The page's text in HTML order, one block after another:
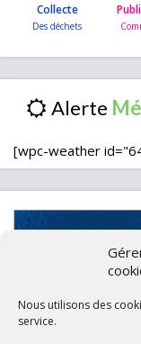
Nous utilisons des
service.
Collecte
Alerte
[wpc-weather